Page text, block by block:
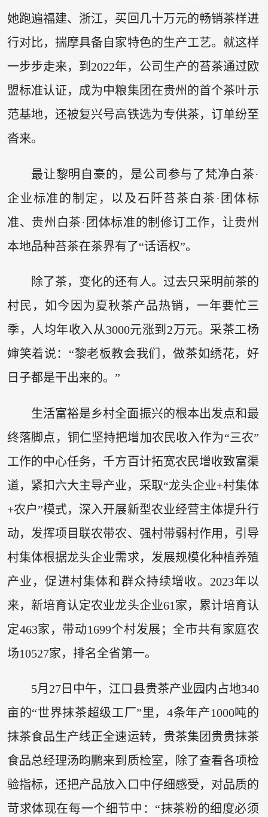
她跑遍福建、浙江，买回几十万元的畅销茶样进
行对比，揣摩具备自家特色的生产工艺。就这样
一步步走来，到2022年，公司生产的苔茶通过欧
盟标准认证，成为中粮集团在贵州的首个茶叶示
范基地，还被复兴号高铁选为专供茶，订单纷至
沓来。
最让黎明自豪的，是公司参与了梵净白茶·
企业标准的制定，以及石阡苔茶白茶·团体标
准、贵州白茶·团体标准的制修订工作，让贵州
本地品种苔茶在茶界有了“话语权”。
除了茶，变化的还有人。过去只采明前茶的
村民，如今因为夏秋茶产品热销，一年要忙三
季，人均年收入从3000元涨到2万元。采茶工杨
婶笑着说：“黎老板教会我们，做茶如绣花，好
日子都是干出来的。”
生活富裕是乡村全面振兴的根本出发点和最
终落脚点，铜仁坚持把增加农民收入作为“三农”
工作的中心任务，千方百计拓宽农民增收致富渠
道，紧扣六大主导产业，采取“龙头企业+村集体
+农户”模式，深入开展新型农业经营主体提升行
动，发挥项目联农带农、强村带弱村作用，引导
村集体根据龙头企业需求，发展规模化种植养殖
产业，促进村集体和群众持续增收。2023年以
来，新培育认定农业龙头企业61家，累计培育认
定463家，带动1699个村发展；全市共有家庭农
场10527家，排名全省第一。
5月27日中午，江口县贵茶产业园内占地340
亩的“世界抹茶超级工厂”里，4条年产1000吨的
抹茶食品生产线正全速运转，贵茶集团贵贵抹茶
食品总经理汤昀鹏来到质检室，除了查看各项检
验指标，还把产品放入口中仔细感受，对品质的
苛求体现在每一个细节中：“抹茶粉的细度必须